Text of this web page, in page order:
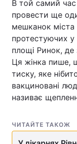
В той самий
провести ще
мешканок
протестуючих у
площі Ринок, де
Ця жінка пише,
тиску, яке
вакциновані
називає
ЧИТАЙТЕ ТАКОЖ